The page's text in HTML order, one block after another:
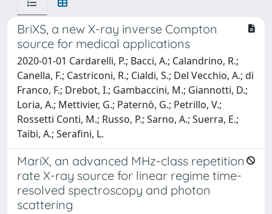
BriXS, a new X-ray inverse Compton
source for medical applications
2020-01-01 Cardarelli, P.; Bacci, A.; Calandrino, R.;
Canella, F.; Castriconi, R.; Cialdi, S.; Del Vecchio, A.; di
Franco, F.; Drebot, I.; Gambaccini, M.; Giannotti, D.;
Loria, A.; Mettivier, G.; Paternò, G.; Petrillo, V.;
Rossetti Conti, M.; Russo, P.; Sarno, A.; Suerra, E.;
Taibi, A.; Serafini, L.
MariX, an advanced MHz-class repetition
rate X-ray source for linear regime time-
resolved spectroscopy and photon
scattering